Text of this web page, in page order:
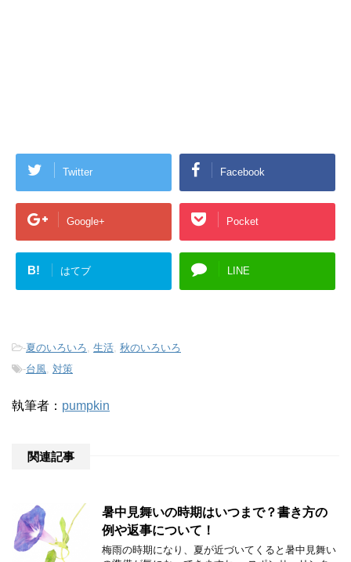
Twitter Facebook
Google+ Pocket
B! はてブ LINE
-夏のいろいろ 生活 秋のいろいろ
-台風 対策
執筆者： pumpkin
関連記事
暑中見舞いの時期はいつまで？書き方の
例や返事について！
梅雨の時期になり、夏が近づいてくると暑中見舞い